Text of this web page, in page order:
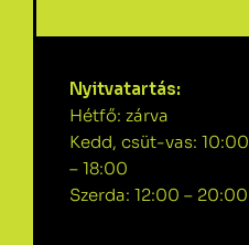
Nyitvatartás:
Hétfő: zárva
Kedd, csüt-vas: 10:00
– 18:00
Szerda: 12:00 – 20:00